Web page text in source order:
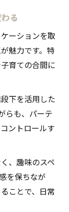
る
ーションを取
魅力です。特
育ての合間に
下を活用した
らも、パーテ
ントロールす
、趣味のスペ
を保ちなが
ことで、日常